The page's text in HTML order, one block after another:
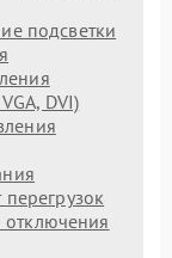
подсветки
DVI)
отключения